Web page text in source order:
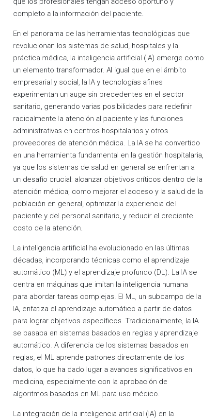
completo a la información del paciente.
En el panorama de las herramientas tecnológicas que
revolucionan los sistemas de salud, hospitales y la
práctica médica, la inteligencia artificial (IA) emerge como
un elemento transformador. Al igual que en el ámbito
empresarial y social, la IA y tecnologías afines
experimentan un auge sin precedentes en el sector
sanitario, generando varias posibilidades para redefinir
radicalmente la atención al paciente y las funciones
administrativas en centros hospitalarios y otros
proveedores de atención médica. La IA se ha convertido
en una herramienta fundamental en la gestión hospitalaria,
ya que los sistemas de salud en general se enfrentan a
un desafío crucial: alcanzar objetivos críticos dentro de la
atención médica, como mejorar el acceso y la salud de la
población en general, optimizar la experiencia del
paciente y del personal sanitario, y reducir el creciente
costo de la atención.
La inteligencia artificial ha evolucionado en las últimas
décadas, incorporando técnicas como el aprendizaje
automático (ML) y el aprendizaje profundo (DL). La IA se
centra en máquinas que imitan la inteligencia humana
para abordar tareas complejas. El ML, un subcampo de la
IA, enfatiza el aprendizaje automático a partir de datos
para lograr objetivos específicos. Tradicionalmente, la IA
se basaba en sistemas basados en reglas y aprendizaje
automático. A diferencia de los sistemas basados en
reglas, el ML aprende patrones directamente de los
datos, lo que ha dado lugar a avances significativos en
medicina, especialmente con la aprobación de
algoritmos basados en ML para uso médico.
La integración de la inteligencia artificial (IA) en la